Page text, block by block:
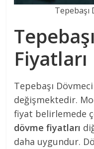
Tepebaşı
Fiyatları
Tepebaşı
değişmektedir.
fiyat belirlemede
dövme fiyatları
daha uygundur.